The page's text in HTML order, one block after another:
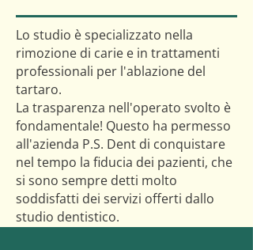
Lo studio è specializzato nella
rimozione di carie e in trattamenti
professionali per l'ablazione del
tartaro.
La trasparenza nell'operato svolto è
fondamentale! Questo ha permesso
all'azienda P.S. Dent di conquistare
nel tempo la fiducia dei pazienti, che
si sono sempre detti molto
soddisfatti dei servizi offerti dallo
studio dentistico.